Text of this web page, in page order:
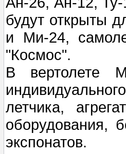
будут открыты
и Ми-24,
"Космос".
В вертолете
летчика,
оборудования,
экспонатов.